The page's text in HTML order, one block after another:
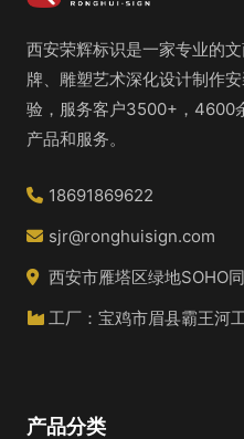
西安荣辉标识是一家专业的
牌、雕塑艺术深化设计制作
验，服务客户3500+，4600
产品和服务。
18691869622
sjr@ronghuisign.com
西安市雁塔区绿地SOHO
工厂：宝鸡市眉县霸王河
产品分类